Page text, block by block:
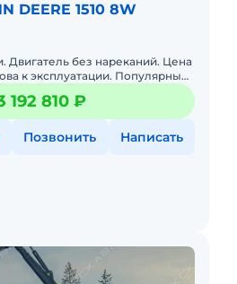
DEERE 1510 8W
Двигатель без нареканий. Цена
к эксплуатации. Популярный
SuperGrip 360 для трелевки
192 810 ₽
Позвонить Написать